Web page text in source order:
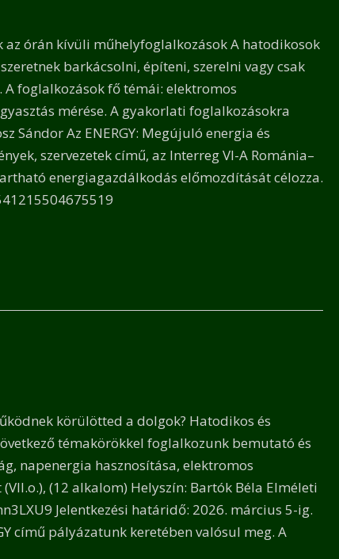
az órán kívüli műhelyfoglalkozások A hatodikosok
barkácsolni, építeni, szerelni vagy csak
foglalkozások fő témái: elektromos
mérése. A gyakorlati foglalkozásokra
Sándor Az ENERGY: Megújuló energia és
szervezetek című, az Interreg VI-A Románia–
energiagazdálkodás előmozdítását célozza.
körülötted a dolgok? Hatodikos és
témakörökkel foglalkozunk bemutató és
napenergia hasznosítása, elektromos
(12 alkalom) Helyszín: Bartók Béla Elméleti
Jelentkezési határidő: 2026. március 5-ig.
című pályázatunk keretében valósul meg. A